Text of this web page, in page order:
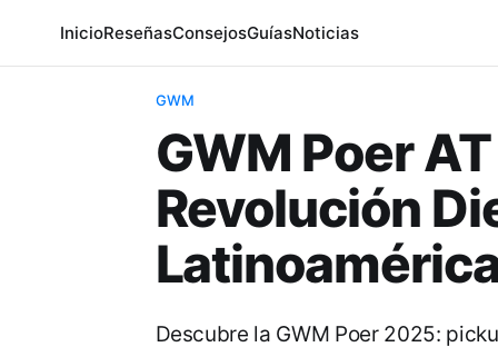
InicioReseñasConsejosGuíasNoticias
GWM
GWM Poer
Revolución
Descubre la GWM Poer 2025: